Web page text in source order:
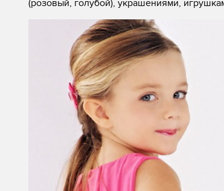
(розовый, голубой), украшениями,